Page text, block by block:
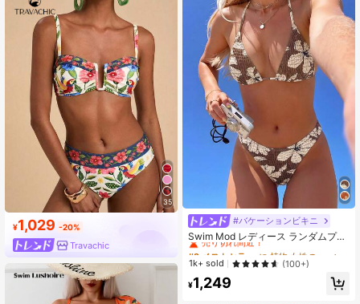
35
¥1,029 -20%
Travachic
#バケーションビキニ
Swim Mod レディース ランダムプリ
ント スパゲッティストラップ 2ピー
ス ビキニ水着、夏のビーチバケーシ
ョン アウトフィット
#2 ベストセラー
に 植物 女性のビキニセット
売り切れ間近！
#2 ベストセラー
売り切れ間近！
#2 ベストセラー
売り切れ間近！
#2 ベストセラー
売り切れ間近！
1k+ sold (100+)
¥1,249